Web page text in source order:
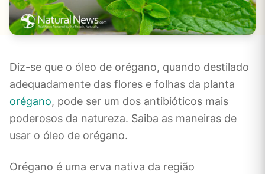
Diz-se que o óleo de orégano, quando destilado
adequadamente das flores e folhas da planta
orégano, pode ser um dos antibióticos mais
poderosos da natureza. Saiba as maneiras de
usar o óleo de orégano.
Orégano é uma erva nativa da região